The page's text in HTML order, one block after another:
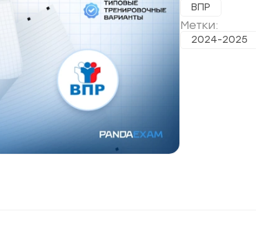
ВПР
Метки:
2024-2025